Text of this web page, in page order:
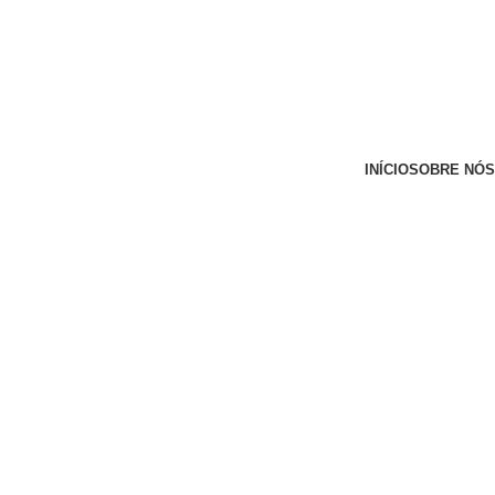
INÍCIOSOBRE NÓS